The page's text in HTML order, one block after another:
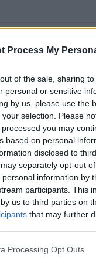
Process My
of the sale, sharing
personal or sensitive
by us, please use the
selection. Please
you may
based on personal
disclosed to
separately opt-out
information by
participants. This
us to third parties on
that may further
Processing Opt Outs
τα πιο hot νέα .
το Pink.gr και στο
Ακόμη
ΔΙΑΦΗΜΙΣΗ